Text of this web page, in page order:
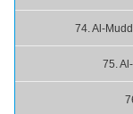
74. Al-
75.